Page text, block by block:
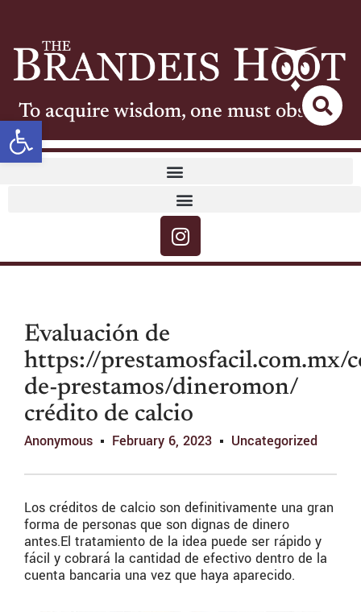
Open toolbar
To acquire wisdom, one must observe
Evaluación de
https://prestamosfacil.com.mx/
de-prestamos/dineromon/
crédito de calcio
Anonymous February 6, 2023 Uncategorized
Los créditos de calcio son definitivamente una gran
forma de personas que son dignas de dinero
antes.El tratamiento de la idea puede ser rápido y
fácil y cobrará la cantidad de efectivo dentro de la
cuenta bancaria una vez que haya aparecido.